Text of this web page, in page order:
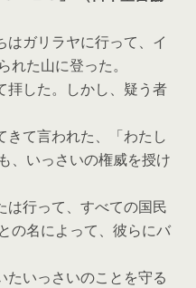
はガリラヤに行って、イ
た山に登った。
拝した。しかし、疑う者
きて言われた、「わたし
、いっさいの権威を授け
は行って、すべての国民
の名によって、彼らにバ
たいっさいのことを守る